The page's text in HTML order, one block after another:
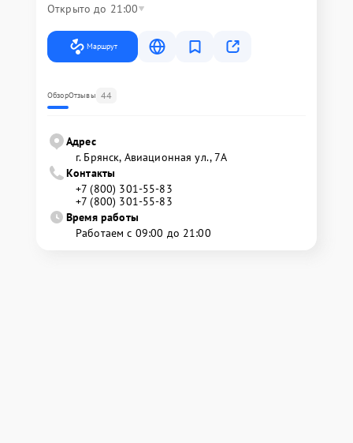
Открыто до 21:00
Маршрут
ОбзорОтзывы 44
Адрес
г. Брянск, Авиационная ул., 7А
Контакты
+7 (800) 301-55-83
+7 (800) 301-55-83
Время работы
Работаем с 09:00 до 21:00